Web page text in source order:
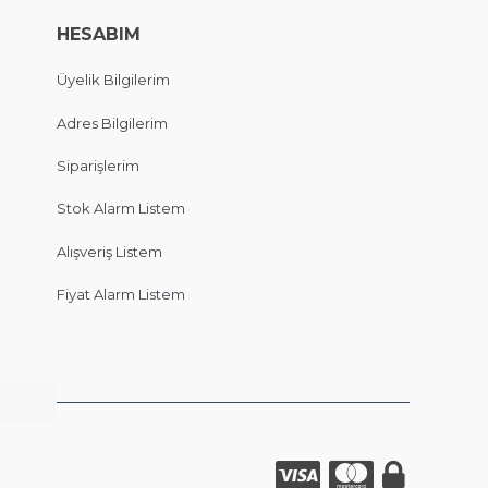
HESABIM
Üyelik Bilgilerim
Adres Bilgilerim
Siparişlerim
Stok Alarm Listem
Alışveriş Listem
Fiyat Alarm Listem